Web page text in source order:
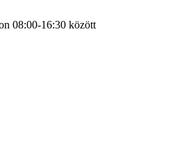
08:00-16:30 között